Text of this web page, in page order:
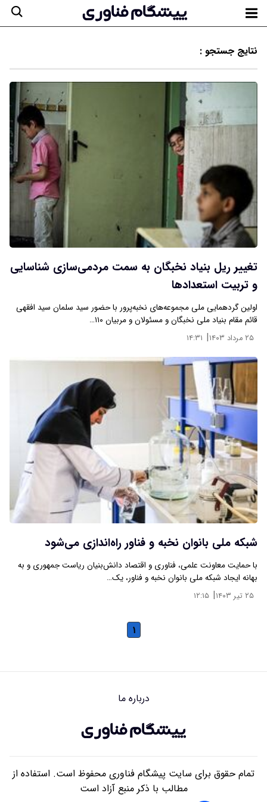
نتایج جستجو :
تغییر ریل بنیاد نخبگان به سمت مردمی‌سازی شناسایی
و تربیت استعدادها
اولین گردهمایی ملی مجموعه‌های نخبه‌پرور با حضور سید سلمان سید افقهی
قائم مقام بنیاد ملی نخبگان و مسئولان و مربیان ۱۱۰…
۲۵ مرداد ۱۴۰۳ | ۱۴:۳۱
شبکه ملی بانوان نخبه و فناور راه‌اندازی می‌شود
با حمایت معاونت علمی، فناوری و اقتصاد دانش‌بنیان ریاست جمهوری و به
بهانه ایجاد شبکه ملی بانوان نخبه و فناور، یک…
۲۵ تیر ۱۴۰۳ | ۱۲:۱۵
۱
درباره ما
تمام حقوق برای سایت پیشگام فناوری محفوظ است. استفاده از
مطالب با ذکر منبع آزاد است